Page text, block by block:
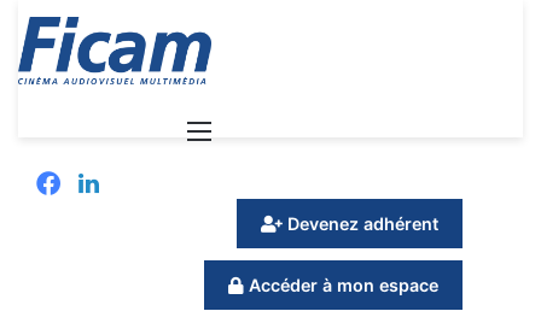
Menu
Facebook
Linkedin
Devenez adhérent
Accéder à mon espace